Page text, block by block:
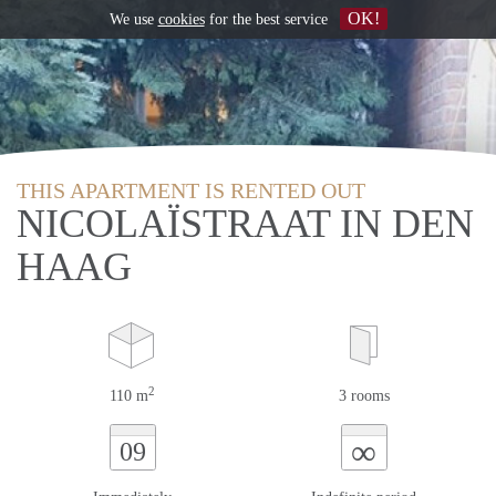
THIS APARTMENT IS RENTED OUT
NICOLAÏSTRAAT IN DEN
HAAG
110 m2 3 rooms
09 ∞
We use cookiesfor the best service OK!